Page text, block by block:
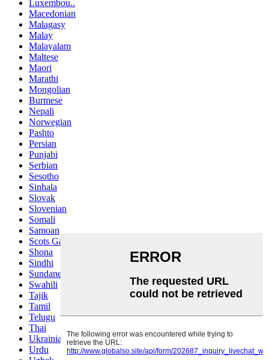
Luxembou..
Macedonian
Malagasy
Malay
Malayalam
Maltese
Maori
Marathi
Mongolian
Burmese
Nepali
Norwegian
Pashto
Persian
Punjabi
Serbian
Sesotho
Sinhala
Slovak
Slovenian
Somali
Samoan
Scots Gaelic
Shona
Sindhi
Sundanese
Swahili
Tajik
Tamil
Telugu
Thai
Ukrainian
Urdu